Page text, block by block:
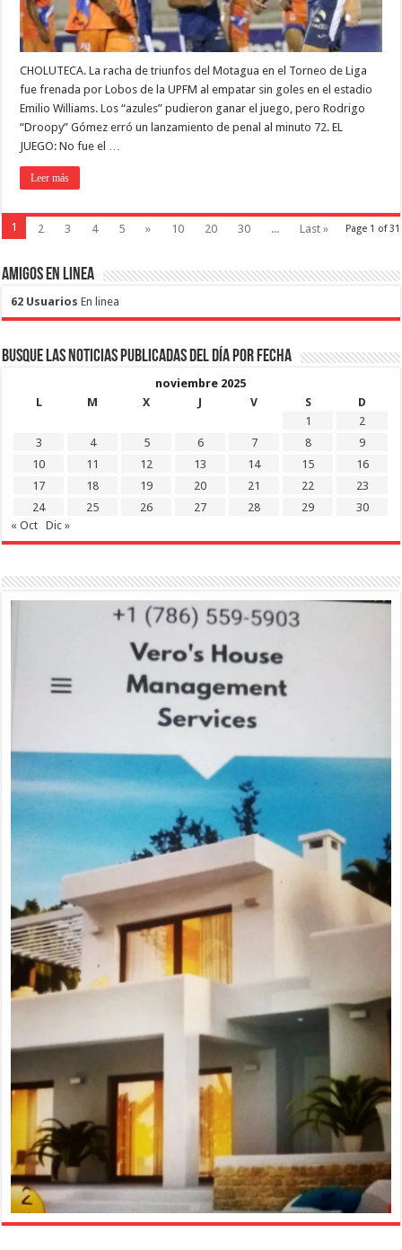
CHOLUTECA. La racha de triunfos del Motagua en el Torneo de Liga
fue frenada por Lobos de la UPFM al empatar sin goles en el estadio
Emilio Williams. Los “azules” pudieron ganar el juego, pero Rodrigo
“Droopy” Gómez erró un lanzamiento de penal al minuto 72. EL
JUEGO: No fue el …
Leer más
Page 1 of 31
1 2 3 4 5 » 10 20 30 ... Last »
Amigos en Linea
62 Usuarios En linea
Busque las noticias publicadas del día por fecha
noviembre 2025
L
M X J V S
D
1
2
3
4 5 6 7 8
9
10
11 12 13 14 15
16
17
18 19 20 21 22
23
24
25 26 27 28 29
30
« Oct
Dic »